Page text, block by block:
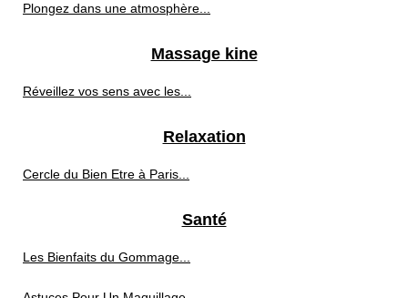
Plongez dans une atmosphère...
Massage kine
Réveillez vos sens avec les...
Relaxation
Cercle du Bien Etre à Paris...
Santé
Les Bienfaits du Gommage...